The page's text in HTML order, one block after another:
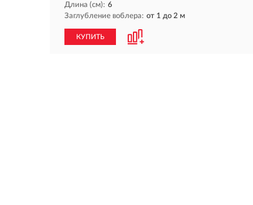
Длина (см): 6
Заглубление воблера: от 1 до 2 м
КУПИТЬ